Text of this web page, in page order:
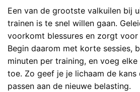
Een van de grootste valkuilen bij
trainen is te snel willen gaan.
voorkomt blessures en zorgt
Begin daarom met korte sessies,
minuten per training, en voeg
toe. Zo geef je je lichaam de kans
passen aan de nieuwe belasting.